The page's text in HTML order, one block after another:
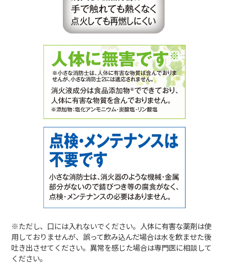
※ただし、口には入れないでください。人体に有害な薬剤は使
用しておりませんが、誤って飲み込んだ場合は水を飲ませた後
吐き出させてください。異常を感じた場合は専門医に相談して
ください。